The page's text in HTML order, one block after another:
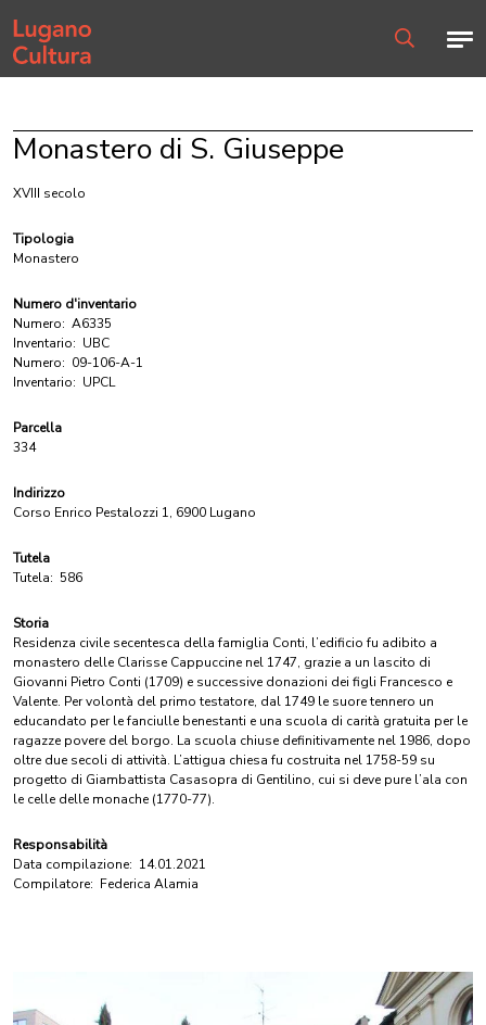
Home page
Monastero di S. Giuseppe
XVIII secolo
Tipologia
Monastero
Numero d'inventario
Numero: A6335
Inventario: UBC
Numero: 09-106-A-1
Inventario: UPCL
Parcella
334
Indirizzo
Corso Enrico Pestalozzi 1, 6900 Lugano
Tutela
Tutela: 586
Storia
Residenza civile secentesca della famiglia Conti, l’edificio fu adibito a
monastero delle Clarisse Cappuccine nel 1747, grazie a un lascito di
Giovanni Pietro Conti (1709) e successive donazioni dei figli Francesco e
Valente. Per volontà del primo testatore, dal 1749 le suore tennero un
educandato per le fanciulle benestanti e una scuola di carità gratuita per le
ragazze povere del borgo. La scuola chiuse definitivamente nel 1986, dopo
oltre due secoli di attività. L’attigua chiesa fu costruita nel 1758-59 su
progetto di Giambattista Casasopra di Gentilino, cui si deve pure l’ala con
le celle delle monache (1770-77).
Responsabilità
Data compilazione: 14.01.2021
Compilatore: Federica Alamia